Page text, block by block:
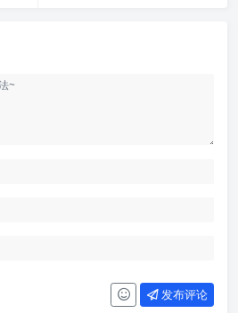
发布评论